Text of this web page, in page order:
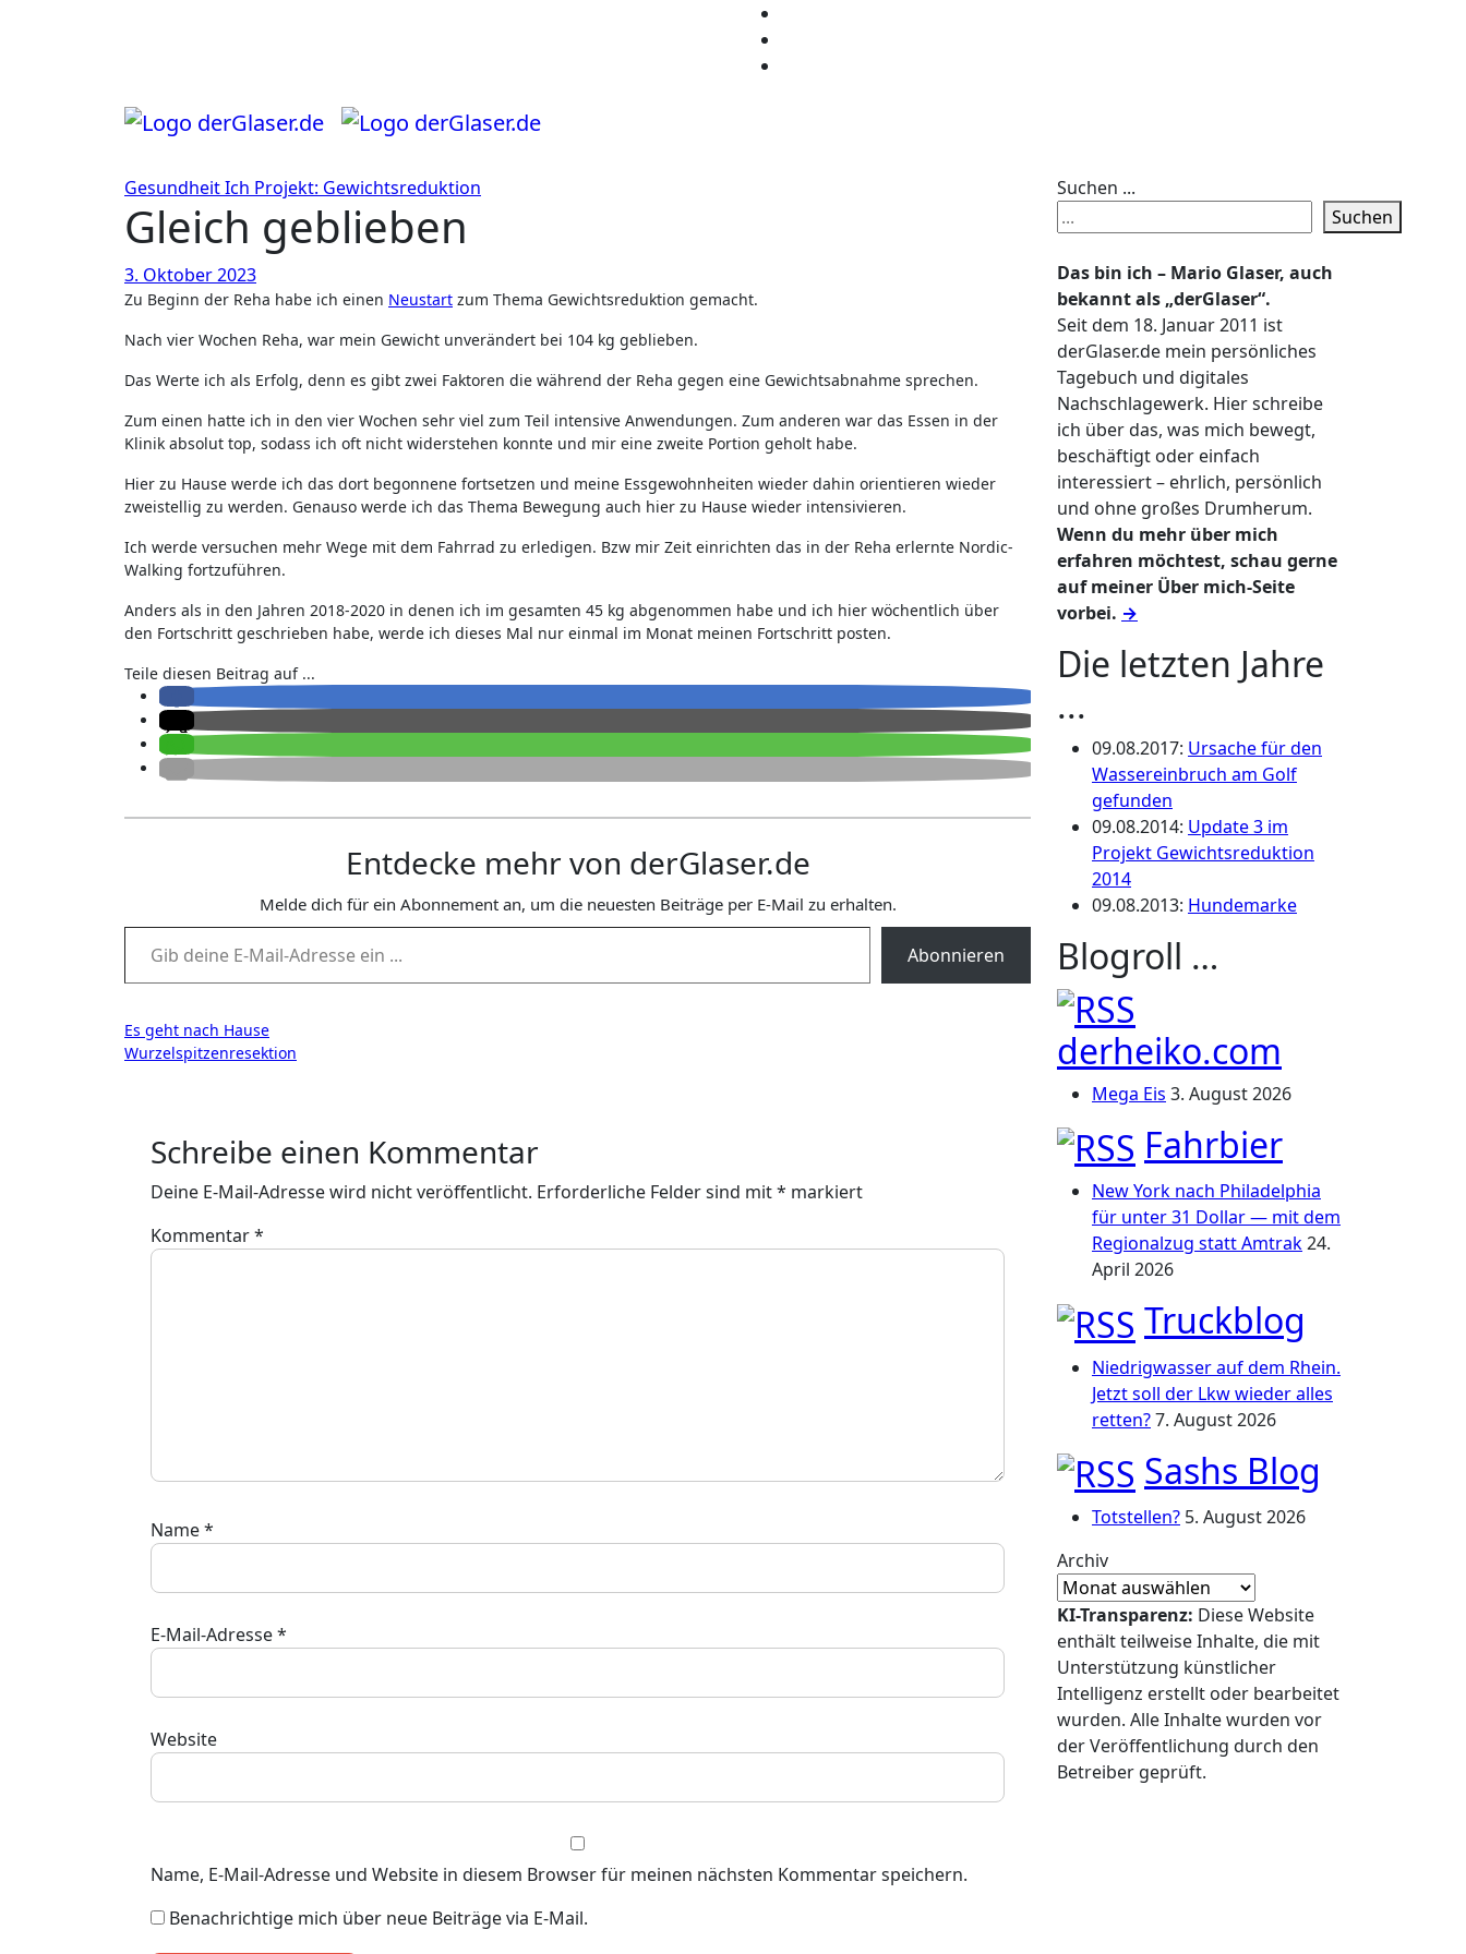
GesundheitIch Projekt: Gewichtsreduktion
Gleich geblieben
3. Oktober 2023
Zu Beginn der Reha habe ich einen Neustart zum Thema Gewichtsreduktion gemacht.
Nach vier Wochen Reha, war mein Gewicht unverändert bei 104 kg geblieben.
Das Werte ich als Erfolg, denn es gibt zwei Faktoren die während der Reha gegen eine Gewichtsabnahme sprechen.
Zum einen hatte ich in den vier Wochen sehr viel zum Teil intensive Anwendungen. Zum anderen war das Essen in der
Klinik absolut top, sodass ich oft nicht widerstehen konnte und mir eine zweite Portion geholt habe.
Hier zu Hause werde ich das dort begonnene fortsetzen und meine Essgewohnheiten wieder dahin orientieren wieder
zweistellig zu werden. Genauso werde ich das Thema Bewegung auch hier zu Hause wieder intensivieren.
Ich werde versuchen mehr Wege mit dem Fahrrad zu erledigen. Bzw mir Zeit einrichten das in der Reha erlernte Nordic-
Walking fortzuführen.
Anders als in den Jahren 2018-2020 in denen ich im gesamten 45 kg abgenommen habe und ich hier wöchentlich über
den Fortschritt geschrieben habe, werde ich dieses Mal nur einmal im Monat meinen Fortschritt posten.
Teile diesen Beitrag auf ...
Entdecke mehr von derGlaser.de
Melde dich für ein Abonnement an, um die neuesten Beiträge per E-Mail zu erhalten.
Gib deine E-Mail-Adresse ein ...
Abonnieren
Beitragsnavigation
Es geht nach Hause
Wurzelspitzenresektion
Schreibe einen Kommentar
Deine E-Mail-Adresse wird nicht veröffentlicht. Erforderliche Felder sind mit* markiert
Kommentar*
Name*
E-Mail-Adresse*
Website
Name, E-Mail-Adresse und Website in diesem Browser für meinen nächsten Kommentar speichern.
Benachrichtige mich über neue Beiträge via E-Mail.
Suchen ...
Suchen
Das bin ich – Mario Glaser, auch
bekannt als „derGlaser“.
Seit dem 18. Januar 2011 ist
derGlaser.de mein persönliches
Tagebuch und digitales
Nachschlagewerk. Hier schreibe
ich über das, was mich bewegt,
beschäftigt oder einfach
interessiert – ehrlich, persönlich
und ohne großes Drumherum.
Wenn du mehr über mich
erfahren möchtest, schau gerne
auf meiner Über mich-Seite
vorbei. →
Die letzten Jahre
...
09.08.2017: Ursache für den
Wassereinbruch am Golf
gefunden
09.08.2014: Update 3 im
Projekt Gewichtsreduktion
2014
09.08.2013: Hundemarke
Blogroll …
derheiko.com
Mega Eis 3. August 2026
Fahrbier
New York nach Philadelphia
für unter 31 Dollar — mit dem
Regionalzug statt Amtrak24.
April 2026
Truckblog
Niedrigwasser auf dem Rhein.
Jetzt soll der Lkw wieder alles
retten?7. August 2026
Sashs Blog
Totstellen? 5. August 2026
Archiv
KI-Transparenz: Diese Website
enthält teilweise Inhalte, die mit
Unterstützung künstlicher
Intelligenz erstellt oder bearbeitet
wurden. Alle Inhalte wurden vor
der Veröffentlichung durch den
Betreiber geprüft.